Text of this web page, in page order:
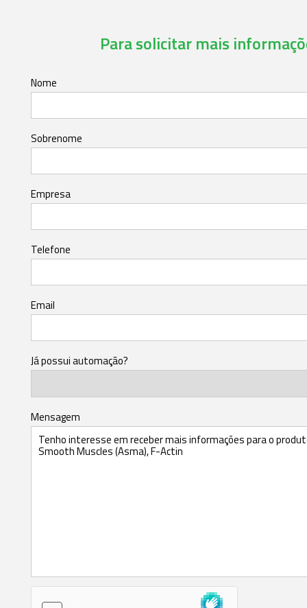
Para solicitar mais
Nome
Sobrenome
Empresa
Telefone
Email
Já possui automação?
Mensagem